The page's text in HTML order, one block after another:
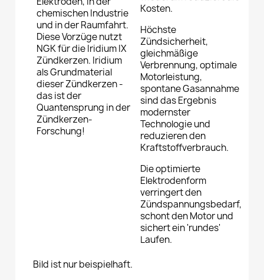
chemischen Industrie
und in der Raumfahrt.
Diese Vorzüge nutzt
NGK für die Iridium IX
Zündkerzen. Iridium
als Grundmaterial
dieser Zündkerzen -
das ist der
Quantensprung in der
Zündkerzen-
Forschung!
Kosten.
Höchste
Zündsicherheit,
gleichmäßige
Verbrennung, optimale
Motorleistung,
spontane Gasannahme
sind das Ergebnis
modernster
Technologie und
reduzieren den
Kraftstoffverbrauch.
Die optimierte
Elektrodenform
verringert den
Zündspannungsbedarf,
schont den Motor und
sichert ein 'rundes'
Laufen.
Bild ist nur beispielhaft.